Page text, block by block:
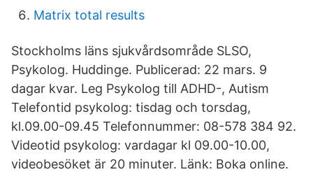
Matrix total results
Stockholms läns sjukvårdsområde SLSO,
Psykolog. Huddinge. Publicerad: 22 mars. 9
dagar kvar. Leg Psykolog till ADHD-, Autism
Telefontid psykolog: tisdag och torsdag,
kl.09.00-09.45 Telefonnummer: 08-578 384 92.
Videotid psykolog: vardagar kl 09.00-10.00,
videobesöket är 20 minuter. Länk: Boka online.